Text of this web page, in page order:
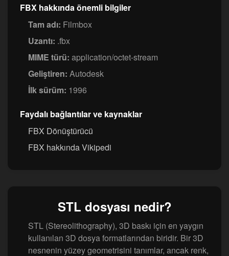
FBX hakkında önemli bilgiler
Tam adı: Filmbox
Uzantı: .fbx
MIME türü: application/octet-stream
Geliştiren: Autodesk
İlk sürüm: 1996
Faydalı bağlantılar ve kaynaklar
FBX Dönüştürücü
FBX hakkında Vikipedi
STL dosyası nedir?
STL (Stereolithography), 3D baskı için en yaygın
kullanılan 3D dosya formatlarından biridir. Bir 3D
nesnenin yüzey geometrisini tanımlar, ancak renk,